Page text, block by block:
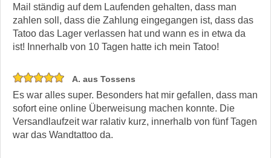
Mail ständig auf dem Laufenden gehalten, dass man
zahlen soll, dass die Zahlung eingegangen ist, dass das
Tatoo das Lager verlassen hat und wann es in etwa da
ist! Innerhalb von 10 Tagen hatte ich mein Tatoo!
A. aus Tossens
Es war alles super. Besonders hat mir gefallen, dass man
sofort eine online Überweisung machen konnte. Die
Versandlaufzeit war ralativ kurz, innerhalb von fünf Tagen
war das Wandtattoo da.